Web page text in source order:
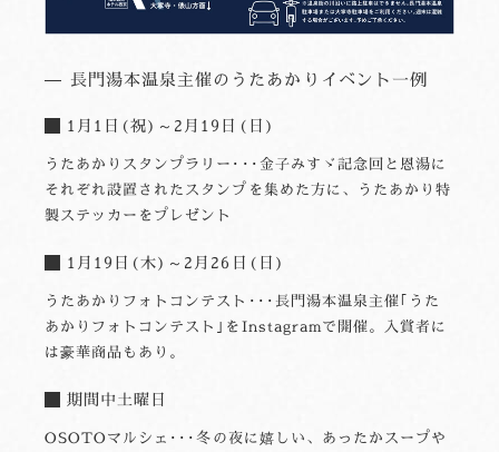
長門湯本温泉主催のうたあかりイベント一例
1月1日(祝)～2月19日(日)
うたあかりスタンプラリー･･･金子みすゞ記念回と恩湯に
それぞれ設置されたスタンプを集めた方に、うたあかり特
製ステッカーをプレゼント
1月19日(木)～2月26日(日)
うたあかりフォトコンテスト･･･長門湯本温泉主催｢うた
あかりフォトコンテスト｣をInstagramで開催。入賞者に
は豪華商品もあり。
期間中土曜日
OSOTOマルシェ･･･冬の夜に嬉しい、あったかスープや